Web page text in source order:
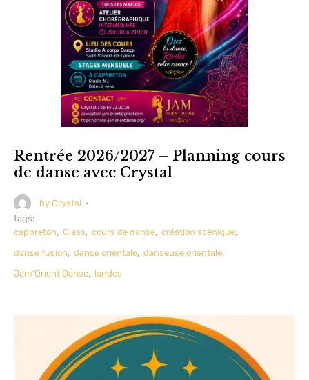
Rentrée 2026/2027 – Planning cours
de danse avec Crystal
by Crystal ·
tags:
capbreton, Class, cours de danse, création scénique,
danse fusion, danse orientale, danseuse orientale,
Jam’Orient Danse, landes